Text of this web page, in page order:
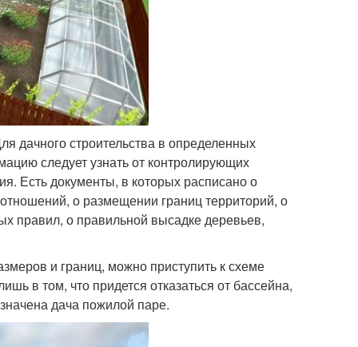
дачного строительства в определенных
следует узнать от контролирующих
Есть документы, в которых расписано о
о размещении границ территорий, о
правил, о правильной высадке деревьев,
и границ, можно приступить к схеме
в том, что придется отказаться от бассейна,
дача пожилой паре.